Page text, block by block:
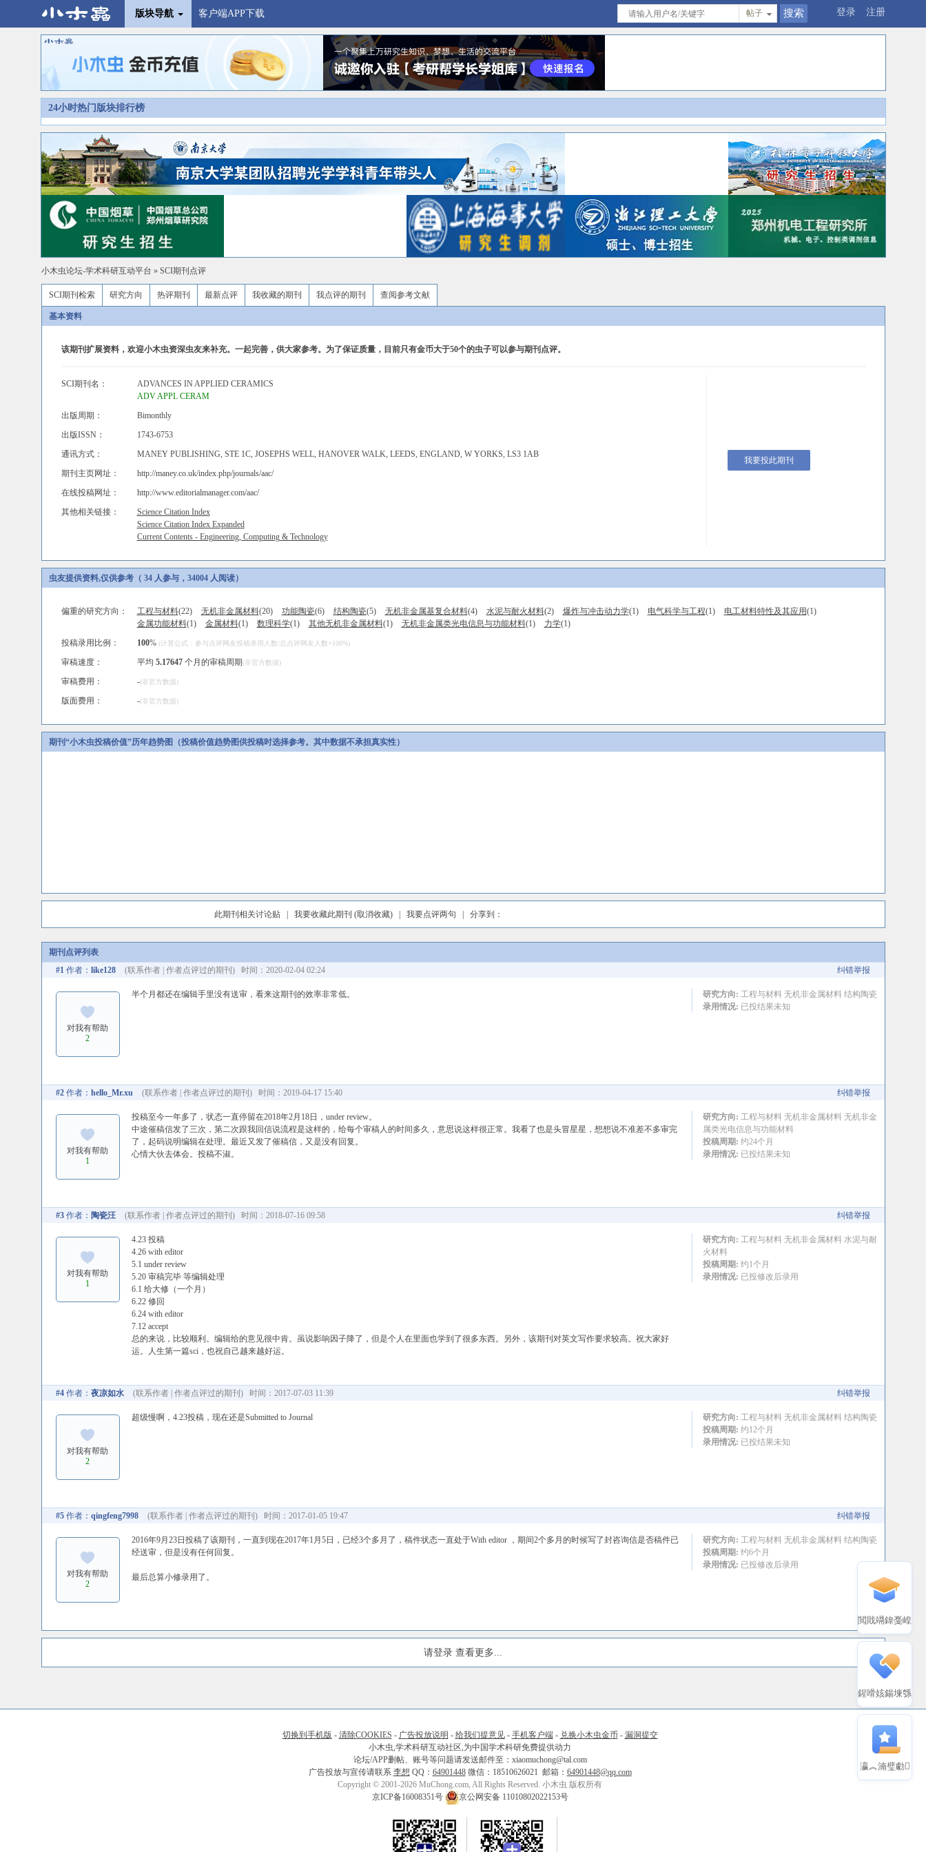
版块导航 客户端APP下载 登录 注册
帖子
24小时热门版块排行榜
小木虫论坛-学术科研互动平台 » SCI期刊点评
SCI期刊检索 研究方向 热评期刊 最新点评 我收藏的期刊 我点评的期刊 查阅参考文献
基本资料
该期刊扩展资料，欢迎小木虫资深虫友来补充。一起完善，供大家参考。为了保证质量，目前只有金币大于50个的虫子可以参与期刊点评。
SCI期刊名：
ADVANCES IN APPLIED CERAMICS
ADV APPL CERAM
我要投此期刊
出版周期：
Bimonthly
出版ISSN：
1743-6753
通讯方式：
MANEY PUBLISHING, STE 1C, JOSEPHS WELL, HANOVER WALK, LEEDS, ENGLAND, W YORKS, LS3 1AB
期刊主页网址：
http://maney.co.uk/index.php/journals/aac/
在线投稿网址：
http://www.editorialmanager.com/aac/
其他相关链接：
Science Citation Index
Science Citation Index Expanded
Current Contents - Engineering, Computing & Technology
虫友提供资料,仅供参考（ 34 人参与，34004 人阅读）
偏重的研究方向： 工程与材料(22) 无机非金属材料(20) 功能陶瓷(6) 结构陶瓷(5) 无机非金属基复合材料(4) 水泥与耐火材料(2) 爆炸与冲击动力学(1) 电气科学与工程(1) 电工材料特性及其应用(1)
金属功能材料(1) 金属材料(1) 数理科学(1) 其他无机非金属材料(1) 无机非金属类光电信息与功能材料(1) 力学(1)
投稿录用比例：
100% (计算公式：参与点评网友投稿录用人数/总点评网友人数×100%)
审稿速度： 平均 5.17647个月的审稿周期(非官方数据)
审稿费用： -(非官方数据)
版面费用： -(非官方数据)
期刊“小木虫投稿价值”历年趋势图（投稿价值趋势图供投稿时选择参考。其中数据不承担真实性）
此期刊相关讨论贴| 我要收藏此期刊 (取消收藏)| 我要点评两句 | 分享到：
期刊点评列表
#1作者： like128 (联系作者| 作者点评过的期刊 ) 时间：2020-02-04 02:24 纠错举报
对我有帮助
2
半个月都还在编辑手里没有送审，看来这期刊的效率非常低。 研究方向: 工程与材料 无机非金属材料 结构陶瓷
录用情况: 已投结果未知
#2作者： hello_Mr.xu (联系作者| 作者点评过的期刊 ) 时间：2019-04-17 15:40 纠错举报
对我有帮助
1
投稿至今一年多了，状态一直停留在2018年2月18日，under review。
中途催稿信发了三次，第二次跟我回信说流程是这样的，给每个审稿人的时间多久，意思说这样很正常。我看了也是头冒星星，想想说不准差不多审完
了，起码说明编辑在处理。最近又发了催稿信，又是没有回复。
心情大伙去体会。投稿不淑。
研究方向: 工程与材料 无机非金属材料 无机非金
属类光电信息与功能材料
投稿周期: 约24个月
录用情况: 已投结果未知
#3作者： 陶瓷汪 (联系作者| 作者点评过的期刊 ) 时间：2018-07-16 09:58 纠错举报
对我有帮助
1
4.23 投稿
4.26 with editor
5.1 under review
5.20 审稿完毕 等编辑处理
6.1 给大修（一个月）
6.22 修回
6.24 with editor
7.12 accept
总的来说，比较顺利。编辑给的意见很中肯。虽说影响因子降了，但是个人在里面也学到了很多东西。另外，该期刊对英文写作要求较高。祝大家好
运。人生第一篇sci，也祝自己越来越好运。
研究方向: 工程与材料 无机非金属材料 水泥与耐
火材料
投稿周期: 约1个月
录用情况: 已投修改后录用
#4作者： 夜凉如水 (联系作者| 作者点评过的期刊 ) 时间：2017-07-03 11:39 纠错举报
对我有帮助
2
超级慢啊，4.23投稿，现在还是Submitted to Journal 研究方向: 工程与材料 无机非金属材料 结构陶瓷
投稿周期: 约12个月
录用情况: 已投结果未知
#5作者： qingfeng7998 (联系作者| 作者点评过的期刊 ) 时间：2017-01-05 19:47 纠错举报
对我有帮助
2
2016年9月23日投稿了该期刊，一直到现在2017年1月5日，已经3个多月了，稿件状态一直处于With editor ，期间2个多月的时候写了封咨询信是否稿件已
经送审，但是没有任何回复。
最后总算小修录用了。
研究方向: 工程与材料 无机非金属材料 结构陶瓷
投稿周期: 约6个月
录用情况: 已投修改后录用
请登录 查看更多...
切换到手机版 - 清除COOKIES - 广告投放说明 - 给我们提意见- 手机客户端- 兑换小木虫金币 - 漏洞提交
小木虫,学术科研互动社区,为中国学术科研免费提供动力
论坛/APP删帖、账号等问题请发送邮件至：xiaomuchong@tal.com
广告投放与宣传请联系 李想 QQ： 64901448微信：18510626021 邮箱： 64901448@qq.com
Copyright © 2001-2026 MuChong.com, All Rights Reserved. 小木虫 版权所有
京ICP备16008351号
京公网安备 11010802022153号
閲戝竵鍏戞崲
鍟嗗姟鍚堜綔
瀛︽湳璧勮